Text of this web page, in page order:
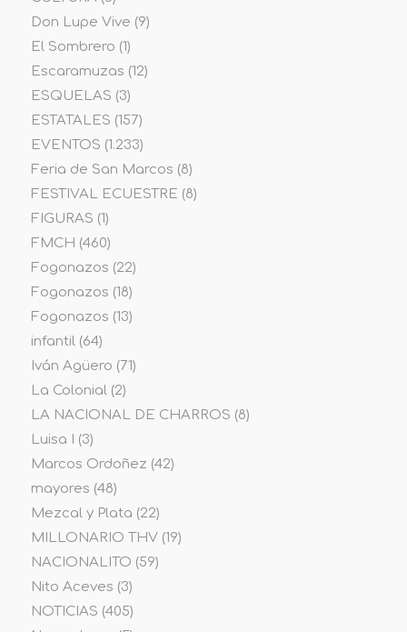
Don Lupe Vive (9)
El Sombrero (1)
Escaramuzas (12)
ESQUELAS (3)
ESTATALES (157)
EVENTOS (1.233)
Feria de San Marcos (8)
FESTIVAL ECUESTRE (8)
FIGURAS (1)
FMCH (460)
Fogonazos (22)
Fogonazos (18)
Fogonazos (13)
infantil(64)
Iván Agüero (71)
La Colonial(2)
LA NACIONAL DE CHARROS (8)
Luisa I (3)
Marcos Ordoñez (42)
mayores (48)
Mezcal y Plata (22)
MILLONARIO THV (19)
NACIONALITO (59)
Nito Aceves (3)
NOTICIAS (405)